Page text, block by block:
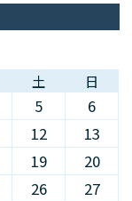
土 日
5
6
12
13
19
20
26
27